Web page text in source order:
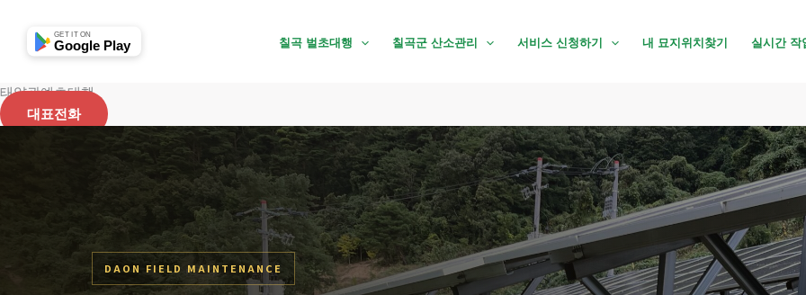
로
건
칠곡 벌초대행 칠곡군 산소관리 서비스 신청하기 내 묘지위치찾기 실시간 작
GET IT ON
Google Play
태양광예초대행
대표전화
DAON FIELD MAINTENANCE